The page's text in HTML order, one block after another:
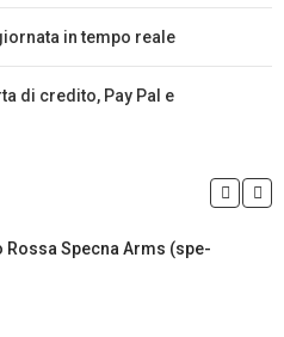
in tempo reale
di credito, Pay Pal e
Rossa Specna Arms (spe-